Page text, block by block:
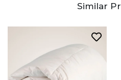
Similar